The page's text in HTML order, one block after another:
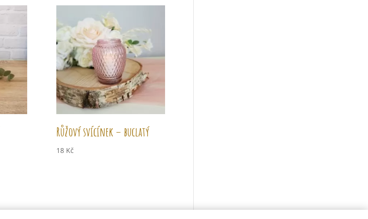
Růžový svícínek – buclatý
18 Kč